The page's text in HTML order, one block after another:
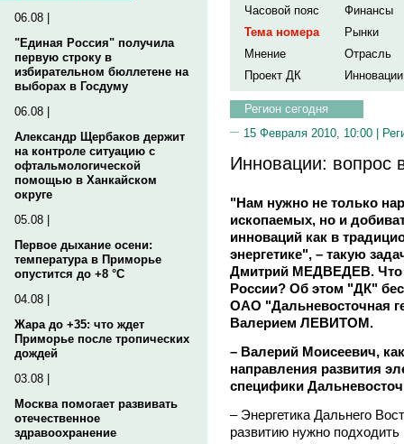
06.08 |
"Единая Россия" получила
первую строку в
избирательном бюллетене на
выборах в Госдуму
06.08 |
Александр Щербаков держит
на контроле ситуацию с
офтальмологической
помощью в Ханкайском
округе
05.08 |
Первое дыхание осени:
температура в Приморье
опустится до +8 °C
04.08 |
Жара до +35: что ждет
Приморье после тропических
дождей
03.08 |
Москва помогает развивать
отечественное
здравоохранение
Часовой пояс
Финансы
Тема номера
Рынки
Мнение
Отрасль
Проект ДК
Инновации
Регион сегодня
15 Февраля 2010, 10:00 |
Инновации: вопрос
"Нам нужно не только
ископаемых, но и
инноваций как в
энергетике", – такую
Дмитрий МЕДВЕДЕВ. Что
России? Об этом "ДК"
ОАО "Дальневосточная
Валерием ЛЕВИТОМ.
– Валерий Моисеевич,
направления развития
специфики
– Энергетика Дальнего
развитию нужно